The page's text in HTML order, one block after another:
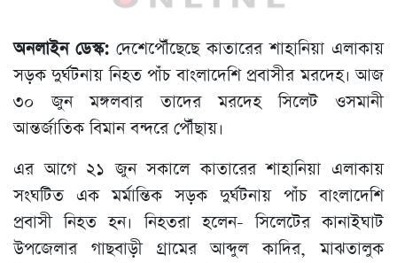
অনলাইন ডেস্ক: দেশেপৌঁছেছে কাতারের শাহানিয়া এলাকায়
সড়ক দুর্ঘটনায় নিহত পাঁচ বাংলাদেশি প্রবাসীর মরদেহ। আজ
৩০ জুন মঙ্গলবার তাদের মরদেহ সিলেট ওসমানী
আন্তর্জাতিক বিমান বন্দরে পৌঁছায়।
এর আগে ২১ জুন সকালে কাতারের শাহানিয়া এলাকায়
সংঘটিত এক মর্মান্তিক সড়ক দুর্ঘটনায় পাঁচ বাংলাদেশি
প্রবাসী নিহত হন। নিহতরা হলেন- সিলেটের কানাইঘাট
উপজেলার গাছবাড়ী গ্রামের আব্দুল কাদির, মাঝতালুক